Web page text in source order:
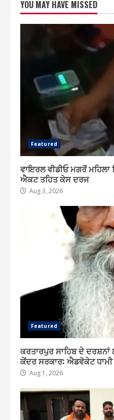
YOU MAY HAVE MISSED
Featured
ਵਾਇਰਲ ਵੀਡੀਓ ਮਗਰੋਂ
ਐਕਟ ਤਹਿਤ ਕੇਸ ਦਰਜ
Aug 3, 2026
Featured
ਕਰਤਾਰਪੁਰ ਸਾਹਿਬ ਦੇ
ਕੇਂਦਰ ਸਰਕਾਰ: ਐਡਵੋਕੇਟ ਧਾਮੀ
Aug 1, 2026